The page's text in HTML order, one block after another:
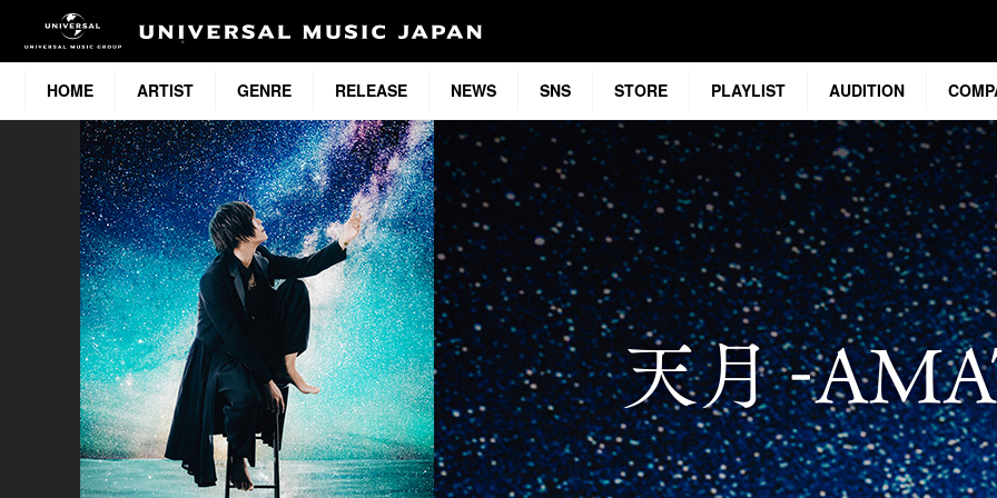
HOME ARTIST GENRE RELEASE NEWS SNS STORE PLAYLIST AUDITION